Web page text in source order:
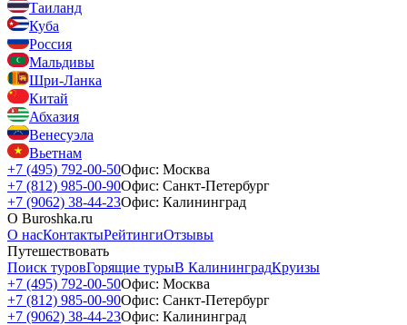
Таиланд
Куба
Россия
Мальдивы
Шри-Ланка
Китай
Абхазия
Венесуэла
Вьетнам
+7 (495) 792-00-50Офис: Москва
+7 (812) 985-00-90Офис: Санкт-Петербург
+7 (9062) 38-44-23Офис: Калининград
О Buroshka.ru
О насКонтактыРейтингиОтзывы
Путешествовать
Поиск туровГорящие турыВ КалининградКруизы
+7 (495) 792-00-50Офис: Москва
+7 (812) 985-00-90Офис: Санкт-Петербург
+7 (9062) 38-44-23Офис: Калининград